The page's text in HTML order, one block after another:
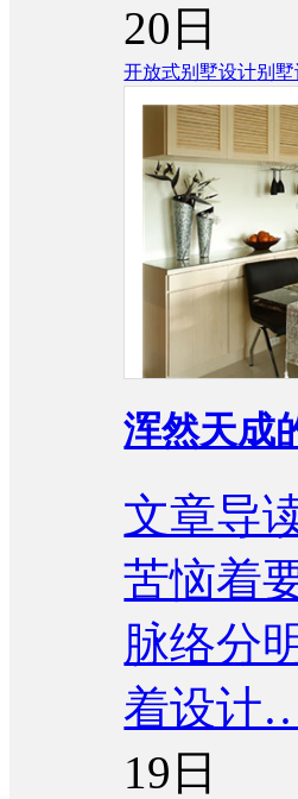
20日
开放式别墅设计别墅
浑然天成
文章导
苦恼着
脉络分
着设计
19日